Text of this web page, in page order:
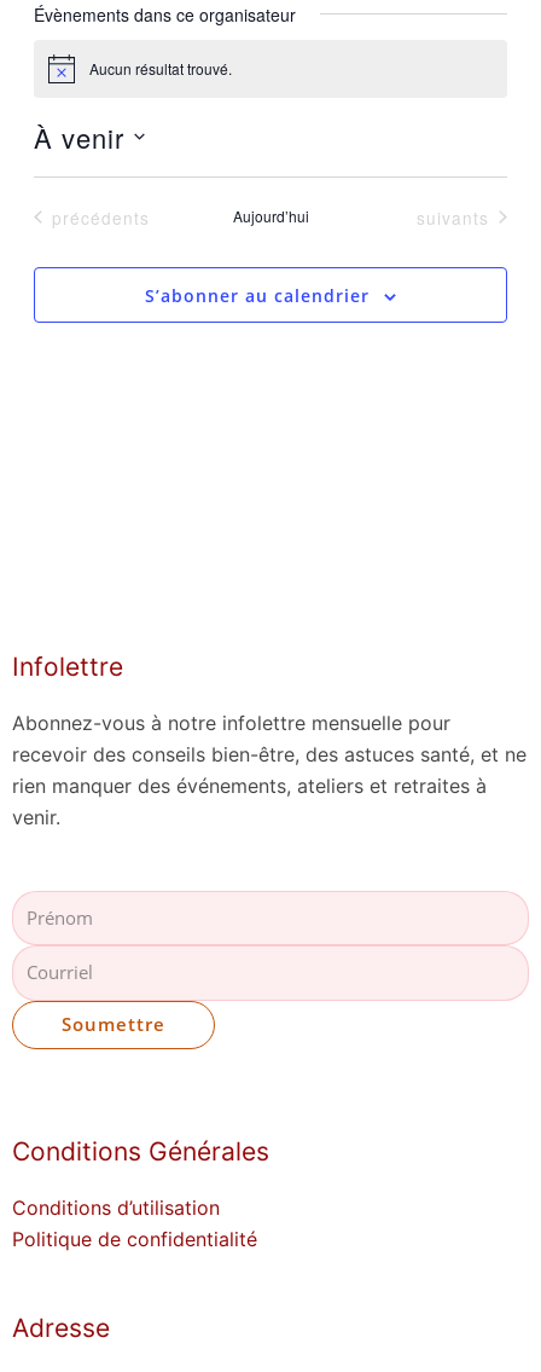
Évènements dans ce organisateur
NoticeAucun résultat trouvé.
À venir
Sélectionnez
une
date.
Évènements
précédents Aujourd’hui Évènements
suivants
S’abonner au calendrier
Infolettre
Abonnez-vous à notre infolettre mensuelle pour
recevoir des conseils bien-être, des astuces santé, et ne
rien manquer des événements, ateliers et retraites à
venir.
Prénom
Courriel
Soumettre
Conditions Générales
Conditions d’utilisation
Politique de confidentialité
Adresse